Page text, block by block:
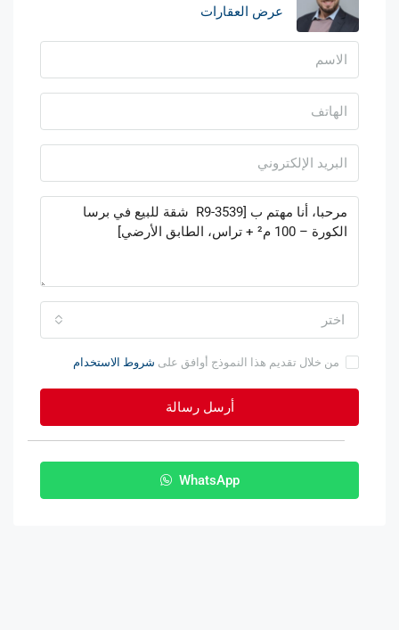
عرض العقارات
اختر
من خلال تقديم هذا النموذج أوافق على شروط الاستخدام
أرسل رسالة
WhatsApp